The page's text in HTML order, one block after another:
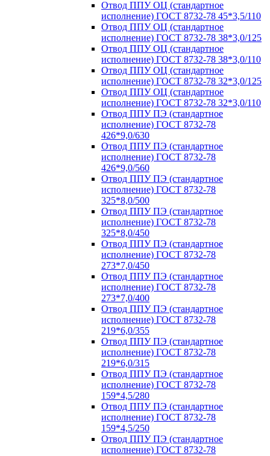
Отвод ППУ ОЦ (стандартное
исполнение) ГОСТ 8732-78 45*3,5/110
Отвод ППУ ОЦ (стандартное
исполнение) ГОСТ 8732-78 38*3,0/125
Отвод ППУ ОЦ (стандартное
исполнение) ГОСТ 8732-78 38*3,0/110
Отвод ППУ ОЦ (стандартное
исполнение) ГОСТ 8732-78 32*3,0/125
Отвод ППУ ОЦ (стандартное
исполнение) ГОСТ 8732-78 32*3,0/110
Отвод ППУ ПЭ (стандартное
исполнение) ГОСТ 8732-78
426*9,0/630
Отвод ППУ ПЭ (стандартное
исполнение) ГОСТ 8732-78
426*9,0/560
Отвод ППУ ПЭ (стандартное
исполнение) ГОСТ 8732-78
325*8,0/500
Отвод ППУ ПЭ (стандартное
исполнение) ГОСТ 8732-78
325*8,0/450
Отвод ППУ ПЭ (стандартное
исполнение) ГОСТ 8732-78
273*7,0/450
Отвод ППУ ПЭ (стандартное
исполнение) ГОСТ 8732-78
273*7,0/400
Отвод ППУ ПЭ (стандартное
исполнение) ГОСТ 8732-78
219*6,0/355
Отвод ППУ ПЭ (стандартное
исполнение) ГОСТ 8732-78
219*6,0/315
Отвод ППУ ПЭ (стандартное
исполнение) ГОСТ 8732-78
159*4,5/280
Отвод ППУ ПЭ (стандартное
исполнение) ГОСТ 8732-78
159*4,5/250
Отвод ППУ ПЭ (стандартное
исполнение) ГОСТ 8732-78